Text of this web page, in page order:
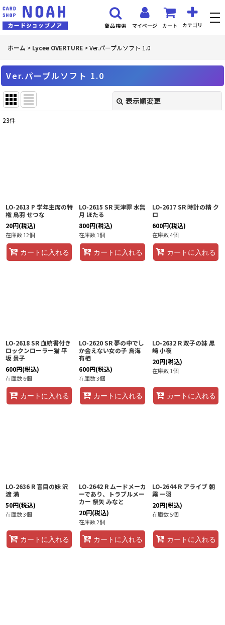
マイページ カート カテゴリ
商品検索
ホーム > Lycee OVERTURE >Ver.パープルソフト 1.0
Ver.パープルソフト 1.0
表示順変更
23件
LO-2613 P 学年主席の特
権 鳥羽 せつな
20円(税込)
在庫数 12個
カートに入れる
LO-2615 SR 天津罪 水無
月 ほたる
800円(税込)
在庫数 1個
カートに入れる
LO-2617 SR 時計の精 ク
ロ
600円(税込)
在庫数 4個
カートに入れる
LO-2618 SR 血統書付き
ロックンローラー猫 平
坂 景子
600円(税込)
在庫数 6個
カートに入れる
LO-2620 SR 夢の中でし
か会えない女の子 鳥海
有栖
600円(税込)
在庫数 3個
カートに入れる
LO-2632 R 双子の妹 黒
崎 小夜
20円(税込)
在庫数 1個
カートに入れる
LO-2636 R 盲目の妹 沢
渡 満
50円(税込)
在庫数 3個
カートに入れる
LO-2642 R ムードメーカ
ーであり、トラブルメー
カー 祭矢 みなと
20円(税込)
在庫数 2個
カートに入れる
LO-2644 R アライブ 朝
霧 一羽
20円(税込)
在庫数 5個
カートに入れる